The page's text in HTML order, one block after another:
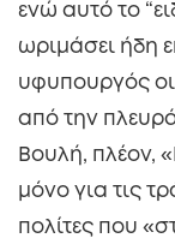
ενώ αυτό το
ωριμάσει ήδη
υφυπουργός
από την
Βουλή, πλέον,
μόνο για τις
πολίτες που